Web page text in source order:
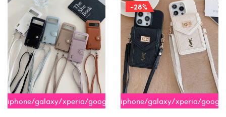
iphone/galaxy/xperia/google/aquos
-28%
iphone/galaxy/xperia/google